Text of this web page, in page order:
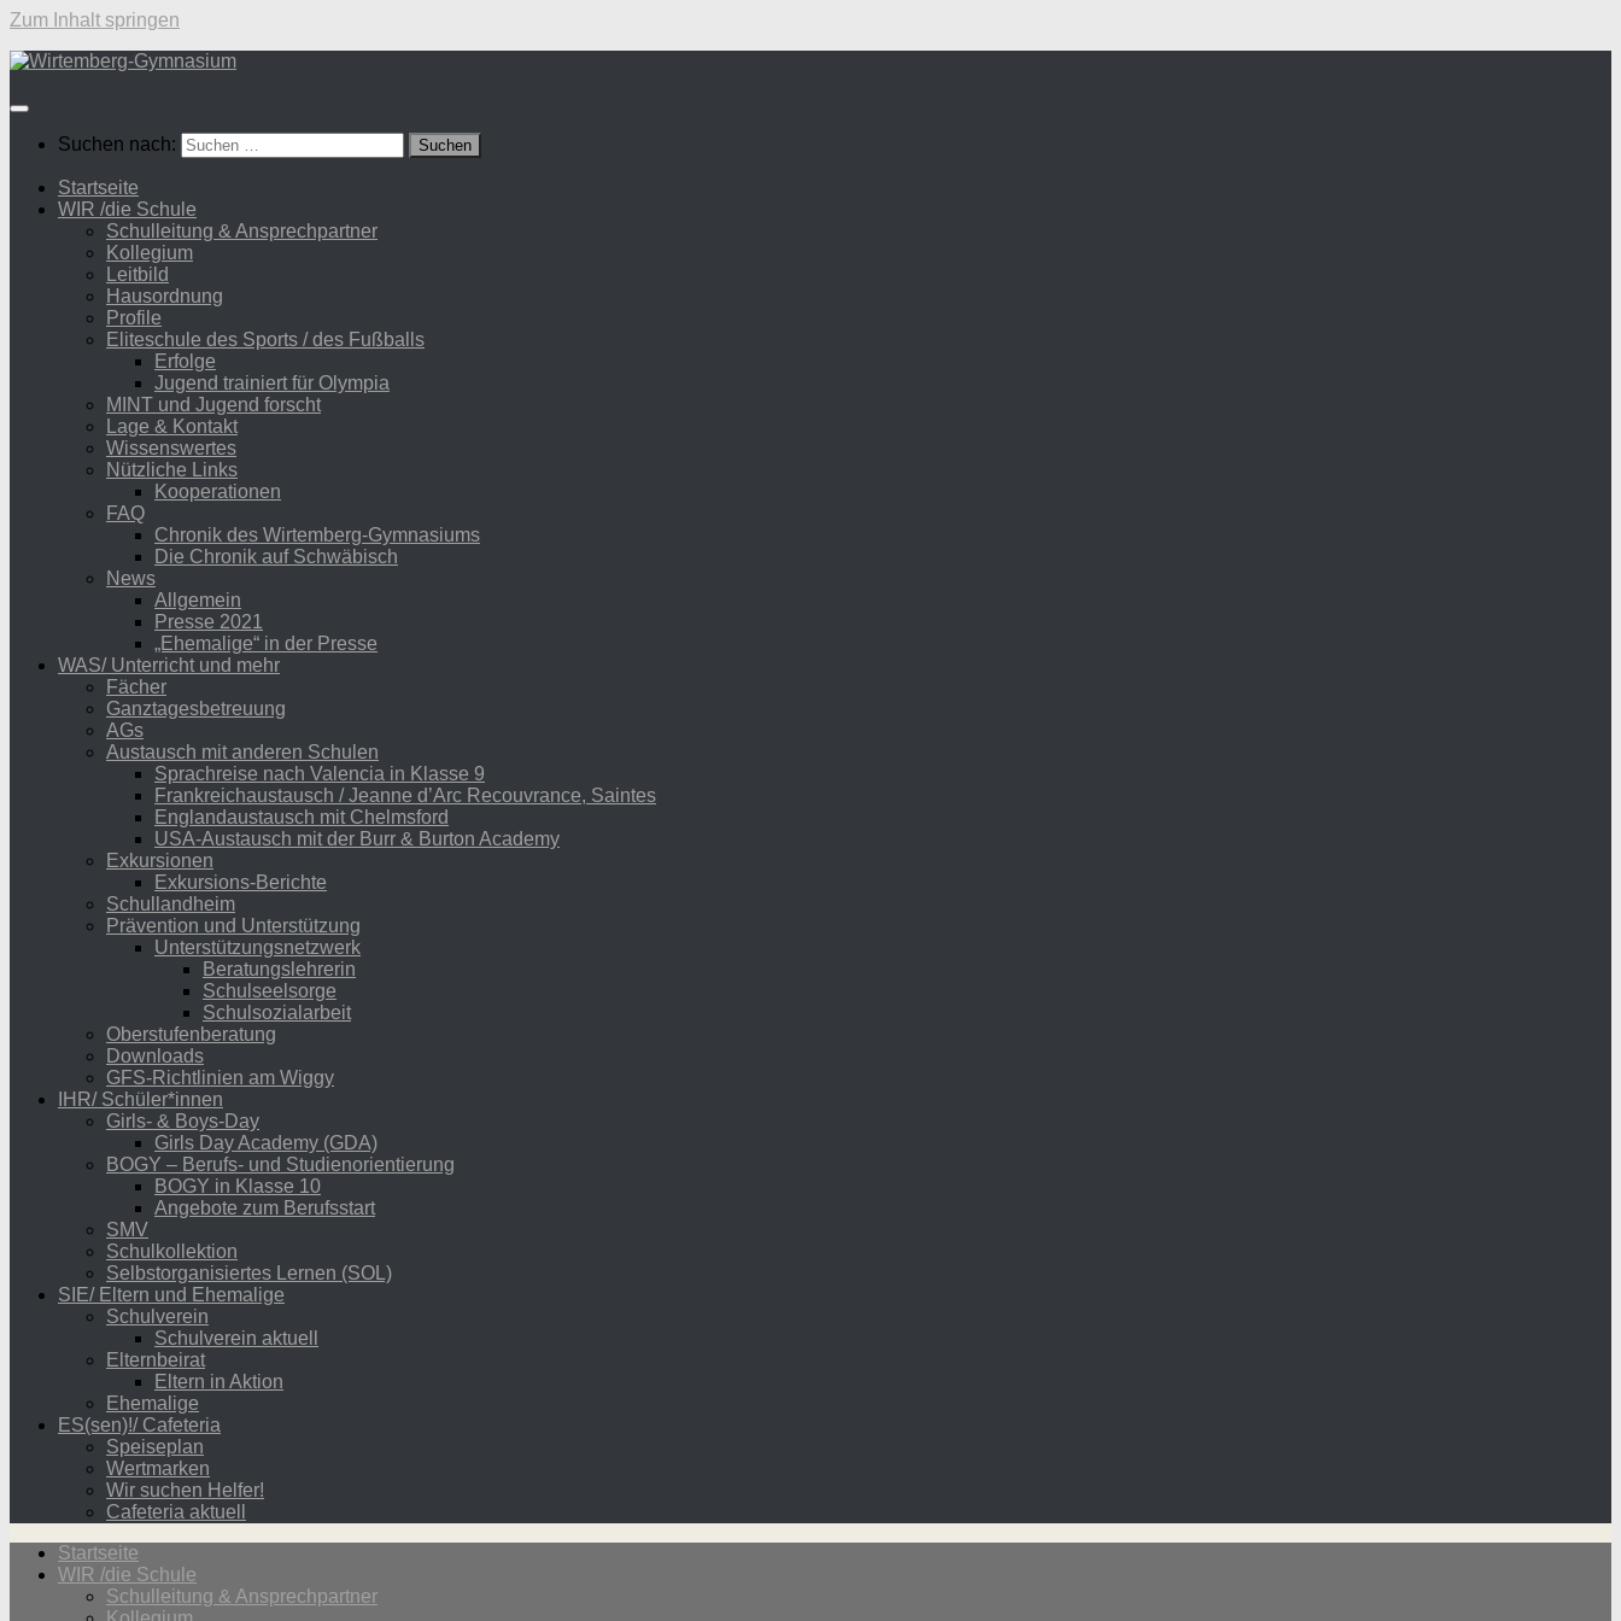
Zum Inhalt springen
Suchen nach:
Startseite
WIR /die Schule
Schulleitung & Ansprechpartner
Kollegium
Leitbild
Hausordnung
Profile
Eliteschule des Sports / des Fußballs
Erfolge
Jugend trainiert für Olympia
MINT und Jugend forscht
Lage & Kontakt
Wissenswertes
Nützliche Links
Kooperationen
FAQ
Chronik des Wirtemberg-Gymnasiums
Die Chronik auf Schwäbisch
News
Allgemein
Presse 2021
„Ehemalige“ in der Presse
WAS/ Unterricht und mehr
Fächer
Ganztagesbetreuung
AGs
Austausch mit anderen Schulen
Sprachreise nach Valencia in Klasse 9
Frankreichaustausch / Jeanne d’Arc Recouvrance, Saintes
Englandaustausch mit Chelmsford
USA-Austausch mit der Burr & Burton Academy
Exkursionen
Exkursions-Berichte
Schullandheim
Prävention und Unterstützung
Unterstützungsnetzwerk
Beratungslehrerin
Schulseelsorge
Schulsozialarbeit
Oberstufenberatung
Downloads
GFS-Richtlinien am Wiggy
IHR/ Schüler*innen
Girls- & Boys-Day
Girls Day Academy (GDA)
BOGY – Berufs- und Studienorientierung
BOGY in Klasse 10
Angebote zum Berufsstart
SMV
Schulkollektion
Selbstorganisiertes Lernen (SOL)
SIE/ Eltern und Ehemalige
Schulverein
Schulverein aktuell
Elternbeirat
Eltern in Aktion
Ehemalige
ES(sen)!/ Cafeteria
Speiseplan
Wertmarken
Wir suchen Helfer!
Cafeteria aktuell
Startseite
WIR /die Schule
Schulleitung & Ansprechpartner